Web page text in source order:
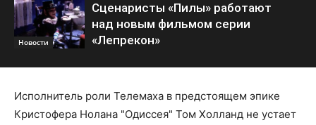
Новости
Сценаристы «Пилы» работают
над новым фильмом серии
«Лепрекон»
Исполнитель роли Телемаха в предстоящем эпике
Кристофера Нолана "Одиссея" Том Холланд не устает